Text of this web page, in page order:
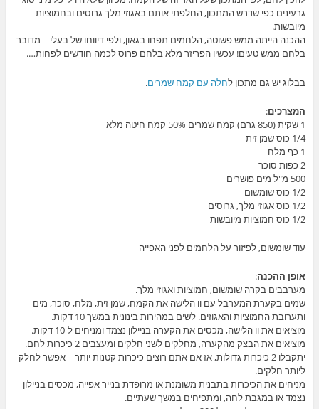
גרעינים כפי שדרש המתכון, החלפתי אותם באגוזי מלך גרוסים ובחמוציות
מיובשות.
ההכנה הייתה ממש פשוטה, הלחמים תפחו בגאון, ולפי דיווחו של בעלי – מדובר
בלחם ממש טעים! עכשיו הפריזר מלא בלחם פרוס לכמה חודשים לפחות….
בבלוג יש גם מתכון לחלה עם קמח שמרים.
המצרכים:
1 שקית (850 גרם) קמח שמרים 50% קמח חיטה מלא
1/4 כוס שמן זית
1 כף מלח
2 כפות סוכר
500 מ"ל מים פושרים
1/2 כוס שומשום
1/2 כוס אגוזי מלך, גרוסים
1/2 כוס חמוציות מיובשות
עוד שומשום, לפיזור על הלחמים לפני האפייה
אופן ההכנה:
מערבבים בקרה שומשום, חמוציות ואגוזי מלך.
שמים בקערת המערבל עם וו הלישה את הקמח, שמן זית, מלח, סוכר, מים
ותערובת החמוציות והאגוזים. לשים במהירות בינונית במשך 10 דקות.
מוציאים את וו הלישה, מכסים את הקערה בניילון נצמד ומניחים ל-10 דקות.
מוציאים את הבצק מהקערה, מחלקים לשני חלקים ומעצבים 2 כיכרות לחם.
יתקבלו 2 כיכרות גדולות, אז אם אתם רוצים כיכרות קטנות יותר – אפשר לחלק
ליותר חלקים.
מניחים את הכיכרות בתבנית משומנת או מרופדת בנייר אפייה, מכסים בניילון
נצמד או במגבת לחה, ומתפיחים במשך שעתיים.